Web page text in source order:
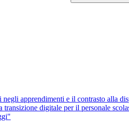
apprendimenti e il contrasto alla
digitale per il personale